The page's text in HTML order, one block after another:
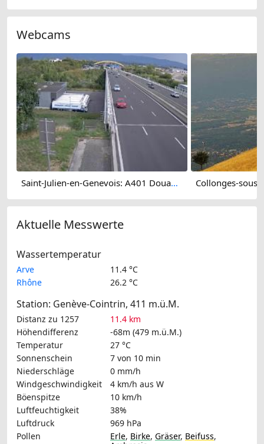
Webcams
Saint-Julien-en-Genevois: A401 Douane de Bardonnex, vue orientée vers Genève
Aktuelle Messwerte
Wassertemperatur
Arve
11.4 °C
Rhône
26.2 °C
Station: Genève-Cointrin, 411 m.ü.M.
Distanz zu 1257
11.4 km
Höhendifferenz
-68m (479 m.ü.M.)
Temperatur
27 °C
Sonnenschein
7 von 10 min
Niederschläge
0 mm/h
Windgeschwindigkeit
4 km/h aus W
Böenspitze
10 km/h
Luftfeuchtigkeit
38%
Luftdruck
969 hPa
Pollen
Erle, Birke, Gräser, Beifuss,